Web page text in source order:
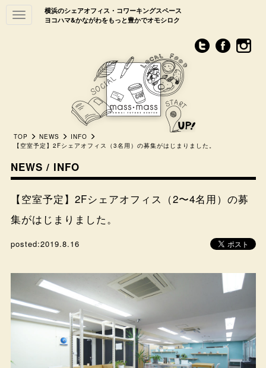
横浜のシェアオフィス・コワーキングスペース
ヨコハマ&かながわをもっと豊かでオモシロク
Toggle
navigation
TOP NEWS
INFO
【空室予定】2Fシェアオフィス（3名用）の募集がはじまりました。
NEWS / INFO
【空室予定】2Fシェアオフィス（2〜4名用）の募
集がはじまりました。
posted:2019.8.16